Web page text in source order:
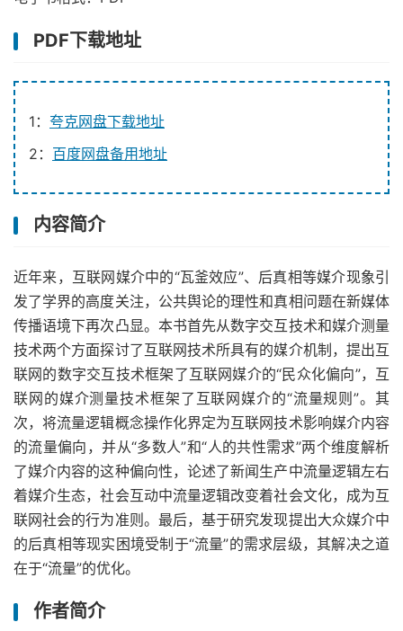
PDF下载地址
1： 夸克网盘下载地址
2： 百度网盘备用地址
内容简介
近年来，互联网媒介中的“瓦釜效应”、后真相等媒介现象引
发了学界的高度关注，公共舆论的理性和真相问题在新媒体
传播语境下再次凸显。本书首先从数字交互技术和媒介测量
技术两个方面探讨了互联网技术所具有的媒介机制，提出互
联网的数字交互技术框架了互联网媒介的“民众化偏向”，互
联网的媒介测量技术框架了互联网媒介的“流量规则”。其
次，将流量逻辑概念操作化界定为互联网技术影响媒介内容
的流量偏向，并从“多数人”和“人的共性需求”两个维度解析
了媒介内容的这种偏向性，论述了新闻生产中流量逻辑左右
着媒介生态，社会互动中流量逻辑改变着社会文化，成为互
联网社会的行为准则。最后，基于研究发现提出大众媒介中
的后真相等现实困境受制于“流量”的需求层级，其解决之道
在于“流量”的优化。
作者简介